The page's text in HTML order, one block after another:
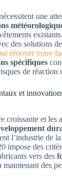
une
des solutions
rénover votre
spécifiques
de réaction
et
croissante et les
l’industrie de la
impose des
vers des
maintenant des